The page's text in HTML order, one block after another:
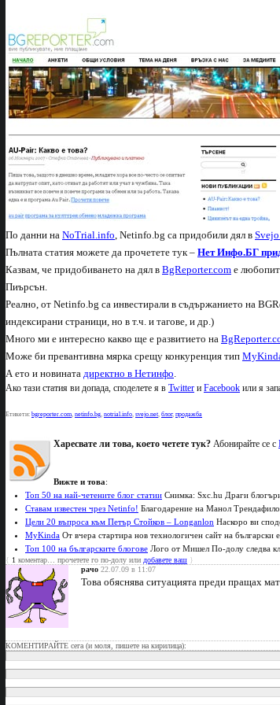
По данни на NoTrial.info, Netinfo.bg са придобили дял в
Пълната статия можете да прочетете тук – Нет Инфо.БГ
Казвам, че придобиването на дял в BgReporter.com е
Пиърсън.
Реално, от Netinfo.bg са инвестирали в съдържанието на
индексирани страници, но в т.ч. и тагове, и др.)
Много ми е интересно какво ще е развитието на
Може би превантивна мярка срещу конкуренция тип
А ето и новината директно в Нетинфо.
Ако тази статия ви допада, споделете я в Twitter и Facebook или я
Етикети: bgreporter.com, netinfo.bg, notrial.info, svejo.net, блог, продажба
Харесвате ли това, което четете тук? Абонирайте се с
Вижте и това:
Топ 50 на най-четените блог статии Снимка: Sxc.hu Драги
Ставам известен чрез Netinfo! Благодарение на Манол
Цели 20 въпроса към Петър Стойков – Longanlon Наскоро ви
MyKinda От вчера стартира нов технологичен сайт на
Топ 100 на българските блогове Лого от Мишел По-долу следва
{ 1 коментар… прочетете го по-долу или добавете ваш }
рачо 22.07.09 в 11:07
Това обяснява ситуацията преди пращах
КОМЕНТИРАЙТЕ сега (и моля, пишете на кирилица):